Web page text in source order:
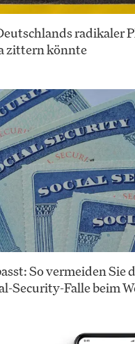
radikaler
zittern könnte
So vermeiden Sie
Security-Falle beim